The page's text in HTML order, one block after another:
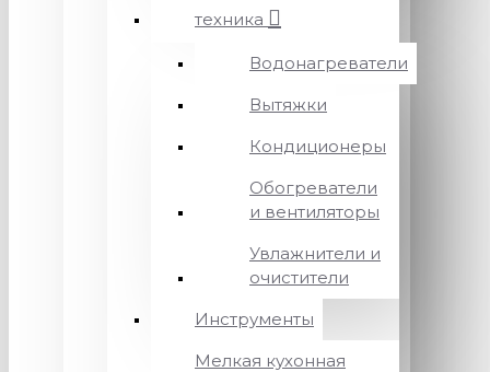
техника
Водонагреватели
Вытяжки
Кондиционеры
Обогреватели
и вентиляторы
Увлажнители и
очистители
Инструменты
Мелкая кухонная